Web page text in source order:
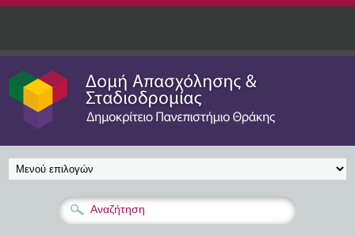
Παράκαμψη προς το κυρίως περιεχόμενο